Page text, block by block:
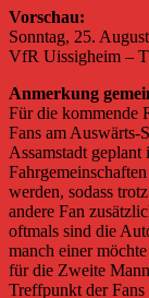
Vorschau:
Sonntag, 25.
VfR Uissigheim –
Anmerkung
Für die kommende
Fans am Auswärts-
Assamstadt
werden, sodass
andere Fan
oftmals sind die
manch einer
für die Zweite
Treffpunkt der